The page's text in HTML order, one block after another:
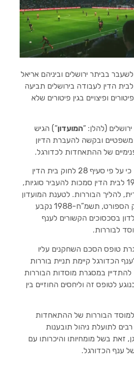
לאפס
כל
השארת משוב
הצהרת נגישות
בביתר ירושלים וביניהם אריאל
הדין לעבודה בירושלים תביעה
ופיצויים בגין פיטורים שלא
(להלן: “המועדון“) הגיש
ובקשה להעברת הדיון
של ההתאחדות לכדורגל.
המועדון טען בבקשתו כי על פי סעיף 28 לחוק בית הדין
לעבודה, תשכ”ט-1969 לבית הדין סמכות להעביר סוגיות,
להליך הבוררות. לטענת המועדון
בסעיפים 10 ו-11 לחוק הספורט, תשמ”ח-1988 נקבע
בסכסוכים הקשורים לענף
לבוררות.
טופס הסכם השחקנים עליו
הכדורגל קיימת תניית בוררות
במסגרת מוסדות הבוררות
לטופס זה וליחסים החוזיים בין
הבוררות של ההתאחדות
רבים לתועלת ניהול תובענות
זאת בשל מומחיותו והיכרותו עם
ענף הכדורגל.